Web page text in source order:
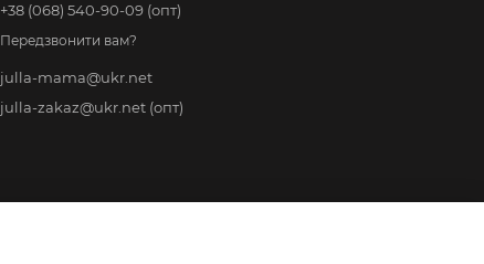
+38 (068) 540-90-09 (опт)
Передзвонити вам?
julla-mama@ukr.net
julla-zakaz@ukr.net (опт)